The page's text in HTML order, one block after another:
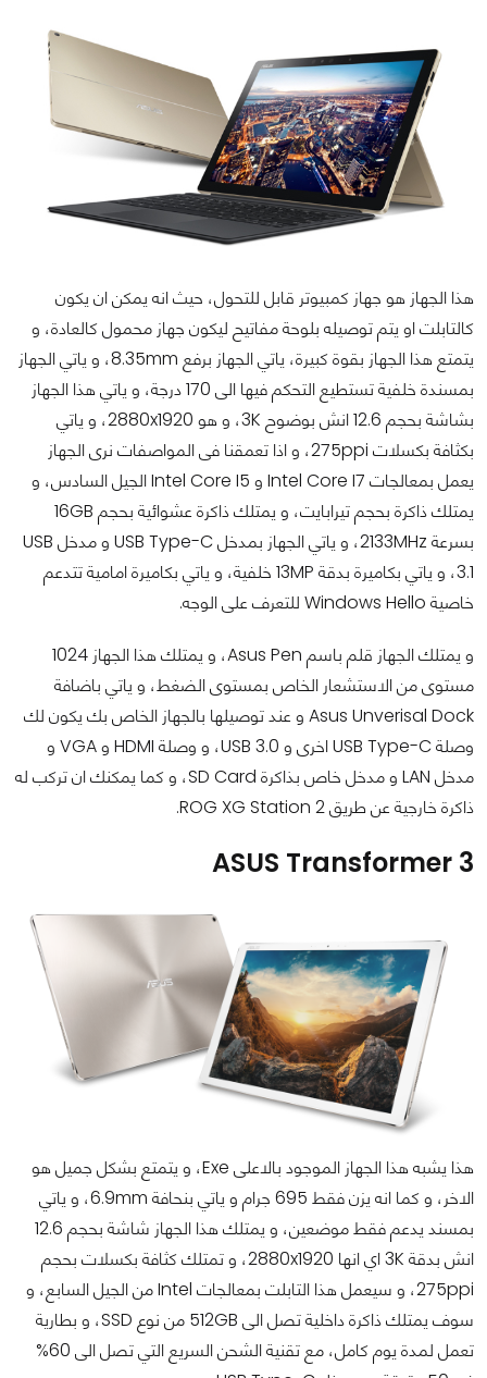
هذا الجهاز هو جهاز كمبيوتر قابل للتحول، حيث انه يمكن ان يكون
كالتابلت او يتم توصيله بلوحة مفاتيح ليكون جهاز محمول كالعادة، و
يتمتع هذا الجهاز بقوة كبيرة، ياتي الجهاز برفع 8.35mm، و ياتي الجهاز
بمسندة خلفية تستطيع التحكم فيها الى 170 درجة، و ياتي هذا الجهاز
بشاشة بحجم 12.6 انش بوضوح 3K، و هو 2880x1920، و ياتي
بكثافة بكسلات 275ppi، و اذا تعمقنا فى المواصفات نرى الجهاز
يعمل بمعالجات Intel Core I7 و Intel Core I5 الجيل السادس، و
يمتلك ذاكرة بحجم تيرابايت، و يمتلك ذاكرة عشوائية بحجم 16GB
بسرعة 2133MHz، و ياتي الجهاز بمدخل USB Type-C و مدخل USB
3.1، و ياتي بكاميرة بدقة 13MP خلفية، و ياتي بكاميرة امامية تتدعم
خاصية Windows Hello للتعرف على الوجه.
و يمتلك الجهاز قلم باسم Asus Pen، و يمتلك هذا الجهاز 1024
مستوى من الاستشعار الخاص بمستوى الضغط، و ياتي باضافة
Asus Unverisal Dock و عند توصيلها بالجهاز الخاص بك يكون لك
وصلة USB Type-C اخرى و USB 3.0، و وصلة HDMI و VGA و
مدخل LAN و مدخل خاص بذاكرة SD Card، و كما يمكنك ان تركب له
ذاكرة خارجية عن طريق ROG XG Station 2.
ASUS Transformer 3
هذا يشبه هذا الجهاز الموجود بالاعلى Exe، و يتمتع بشكل جميل هو
الاخر، و كما انه يزن فقط 695 جرام و ياتي بنحافة 6.9mm، و ياتي
بمسند يدعم فقط موضعين، و يمتلك هذا الجهاز شاشة بحجم 12.6
انش بدقة 3K اي انها 2880x1920، و تمتلك كثافة بكسلات بحجم
275ppi، و سيعمل هذا التابلت بمعالجات Intel من الجيل السابع، و
سوف يمتلك ذاكرة داخلية تصل الى 512GB من نوع SSD، و بطارية
تعمل لمدة يوم كامل، مع تقنية الشحن السريع التي تصل الى 60%